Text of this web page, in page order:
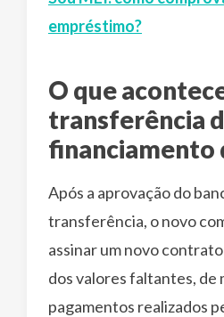
empréstimo?
O que
transferência
financiamento
Após a aprovação do
transferência, o novo
assinar um novo
dos valores faltantes, de
pagamentos realizados